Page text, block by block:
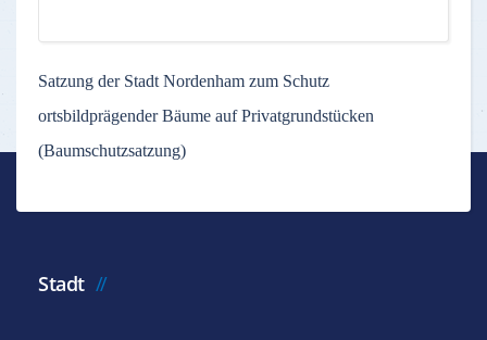
Satzung der Stadt Nordenham zum Schutz
ortsbildprägender Bäume auf Privatgrundstücken
(Baumschutzsatzung)
Stadt